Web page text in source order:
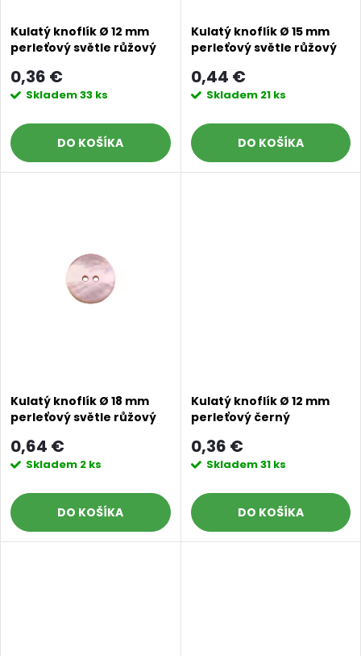
p
r
o
d
p
r
o
d
u
Kulatý knoflík Ø 12 mm
perleťový světle růžový
0,36 €
Skladem33 ks
DO KOŠÍKA
Kulatý knoflík Ø 15 mm
perleťový světle růžový
0,44 €
Skladem 21 ks
DO KOŠÍKA
Kulatý knoflík Ø 18 mm
perleťový světle růžový
0,64 €
Skladem 2 ks
DO KOŠÍKA
Kulatý knoflík Ø 12 mm
perleťový černý
0,36 €
Skladem31 ks
DO KOŠÍKA